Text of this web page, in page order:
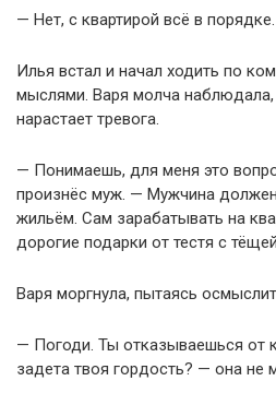
— Нет, с квартирой всё в
Илья встал и начал ходить по
мыслями. Варя молча наблюдала,
нарастает тревога.
— Понимаешь, для меня это
произнёс муж. — Мужчина
жильём. Сам зарабатывать на
дорогие подарки от тестя с
Варя моргнула, пытаясь
— Погоди. Ты отказываешься от
задета твоя гордость? — она не